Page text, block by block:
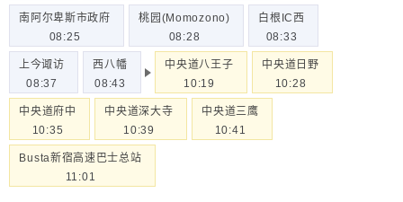
南阿尔卑斯市政府
08:25
桃园(Momozono)
08:28
白根IC西
08:33
上今诹访
08:37
西八幡
08:43
中央道八王子
10:19
中央道日野
10:28
中央道府中
10:35
中央道深大寺
10:39
中央道三鹰
10:41
Busta新宿高速巴士总站
11:01